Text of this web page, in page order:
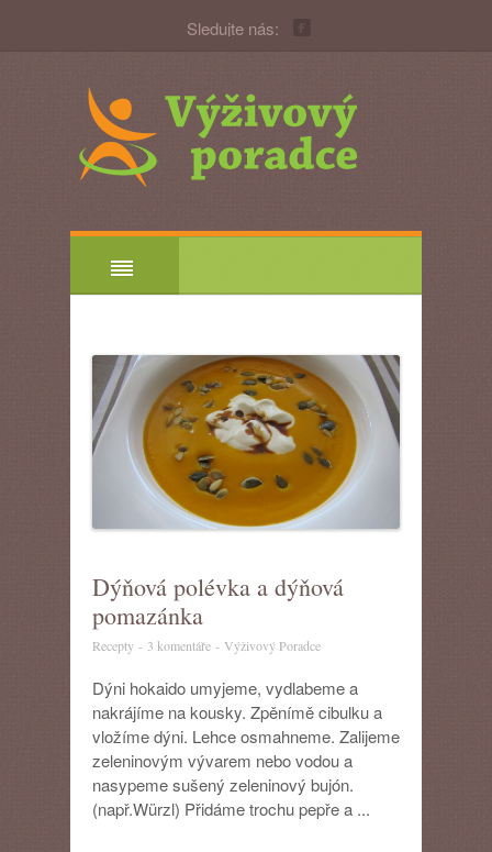
Sledujte nás:
Dýňová polévka a dýňová
pomazánka
Recepty - 3 komentářeu
s
názvem
Dýňová
polévka
a
dýňová
pomazánka
- Výživový Poradce
Dýni hokaido umyjeme, vydlabeme a
nakrájíme na kousky. Zpěnímě cibulku a
vložíme dýni. Lehce osmahneme. Zalijeme
zeleninovým vývarem nebo vodou a
nasypeme sušený zeleninový bujón.
(např.Würzl) Přidáme trochu pepře a ...